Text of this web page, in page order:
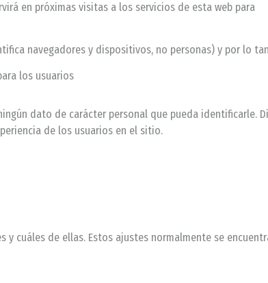
en próximas visitas a los servicios de esta web para
navegadores y dispositivos, no personas) y por lo
los usuarios
dato de carácter personal que pueda identificarle.
de los usuarios en el sitio.
cuáles de ellas. Estos ajustes normalmente se